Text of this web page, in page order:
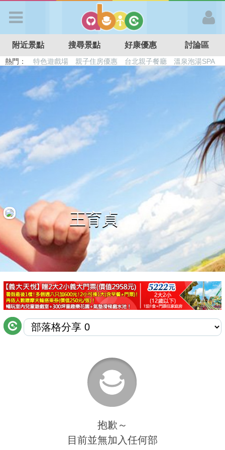
APP登入
首 頁
搜尋景點
好康優惠
最新留言
商家合作
推薦景點
討論區
聯絡我們
附近景點 搜尋景點 好康優惠 討論區
熱門： 特色遊戲場 親子住房優惠 台北親子餐廳
溫泉泡湯SPA
溜滑梯民宿
觀光工廠 日本親子景點
王育貞
抱歉～
目前並無加入任何部